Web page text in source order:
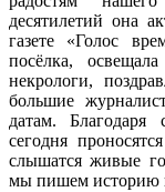
десятилетий она
газете «Голос
посёлка,
некрологи,
большие
датам.
сегодня
слышатся живые
мы пишем историю